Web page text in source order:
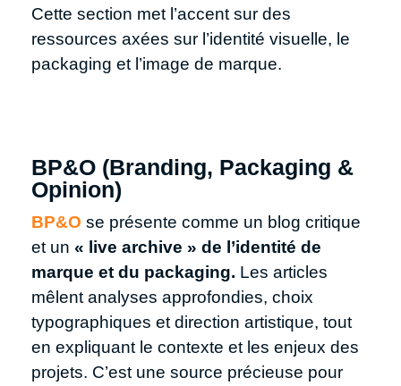
Cette section met l’accent sur des
ressources axées sur l’identité visuelle, le
packaging et l’image de marque.
BP&O (Branding, Packaging &
Opinion)
BP&O se présente comme un blog critique
et un « live archive » de l’identité de
marque et du packaging. Les articles
mêlent analyses approfondies, choix
typographiques et direction artistique, tout
en expliquant le contexte et les enjeux des
projets. C’est une source précieuse pour